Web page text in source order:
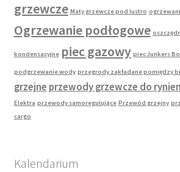
grzewcze Maty grzewcze pod lustro
Ogrzewanie podłogowe
kondensacyjne piec gazowy piec Junkers
podgrzewanie wody przegrody zakładane pomiędzy
grzejne przewody grzewcze do rynien
Elektra przewody samoregulujące Przewód grzejny
cargo
Kalendarium